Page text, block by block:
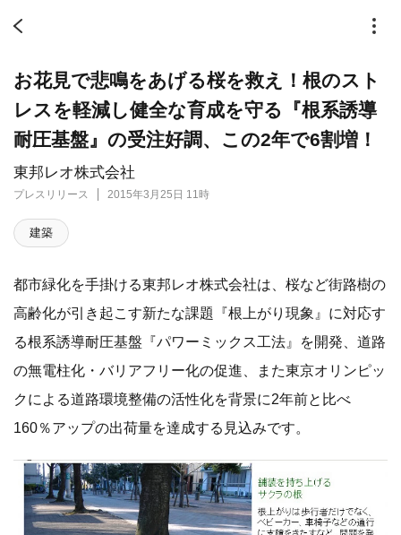
東邦レオ株式会社
プレスリリース 2015年3月25日 11時
お花見で悲鳴をあげる桜を救え！根のスト
レスを軽減し健全な育成を守る『根系誘導
耐圧基盤』の受注好調、この2年で6割増！
建築
都市緑化を手掛ける東邦レオ株式会社は、桜など街路樹の
高齢化が引き起こす新たな課題『根上がり現象』に対応す
る根系誘導耐圧基盤『パワーミックス工法』を開発、道路
の無電柱化・バリアフリー化の促進、また東京オリンピッ
クによる道路環境整備の活性化を背景に2年前と比べ
160％アップの出荷量を達成する見込みです。